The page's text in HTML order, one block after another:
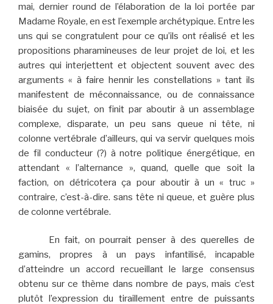
mai, dernier round de l’élaboration de la loi portée par
Madame Royale, en est l’exemple archétypique. Entre les
uns qui se congratulent pour ce qu’ils ont réalisé et les
propositions pharamineuses de leur projet de loi, et les
autres qui interjettent et objectent souvent avec des
arguments « à faire hennir les constellations » tant ils
manifestent de méconnaissance, ou de connaissance
biaisée du sujet, on finit par aboutir à un assemblage
complexe, disparate, un peu sans queue ni tête, ni
colonne vertébrale d’ailleurs, qui va servir quelques mois
de fil conducteur (?) à notre politique énergétique, en
attendant « l’alternance », quand, quelle que soit la
faction, on détricotera ça pour aboutir à un « truc »
contraire, c’est-à-dire. sans tête ni queue, et guère plus
de colonne vertébrale.
En fait, on pourrait penser à des querelles de
gamins, propres à un pays infantilisé, incapable
d’atteindre un accord recueillant le large consensus
obtenu sur ce thème dans nombre de pays, mais c’est
plutôt l’expression du tiraillement entre de puissants